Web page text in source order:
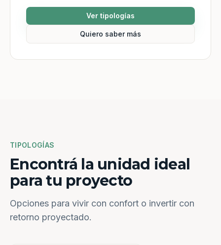
Ver tipologías
Quiero saber más
TIPOLOGÍAS
Encontrá la unidad ideal
para tu proyecto
Opciones para vivir con confort o invertir con
retorno proyectado.